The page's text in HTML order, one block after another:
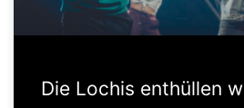
Die Lochis enthüllen